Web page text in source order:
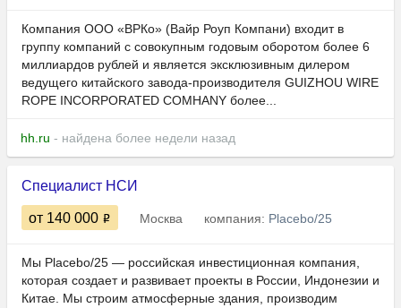
Компания ООО «ВРКо» (Вайр Роуп Компани) входит в
группу компаний с совокупным годовым оборотом более 6
миллиардов рублей и является эксклюзивным дилером
ведущего китайского завода-производителя GUIZHOU WIRE
ROPE INCORPORATED COMHANY более...
hh.ru - найдена более недели назад
Специалист НСИ
от 140 000 Москва компания: Placebo/25
Мы Placebo/25 — российская инвестиционная компания,
которая создает и развивает проекты в России, Индонезии и
Китае. Мы строим атмосферные здания, производим